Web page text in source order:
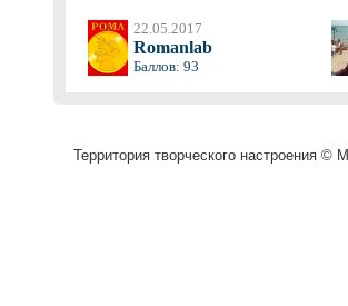
22.05.2017
Romanlab
Баллов: 93
Территория творческого настроения ©